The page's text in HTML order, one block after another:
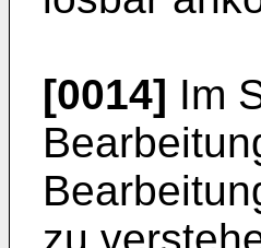
[0014] Im